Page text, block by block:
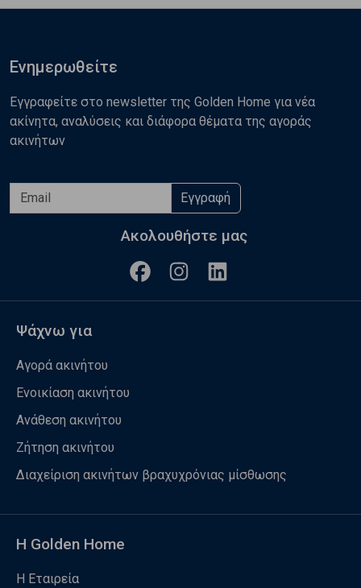
Ενημερωθείτε
Εγγραφείτε στο newsletter της Golden Home για νέα
ακίνητα, αναλύσεις και διάφορα θέματα της αγοράς
ακινήτων
Εγγραφή
Ακολουθήστε μας
Ψάχνω για
Αγορά ακινήτου
Ενοικίαση ακινήτου
Ανάθεση ακινήτου
Ζήτηση ακινήτου
Διαχείριση ακινήτων βραχυχρόνιας μίσθωσης
Η Golden Home
Η Εταιρεία